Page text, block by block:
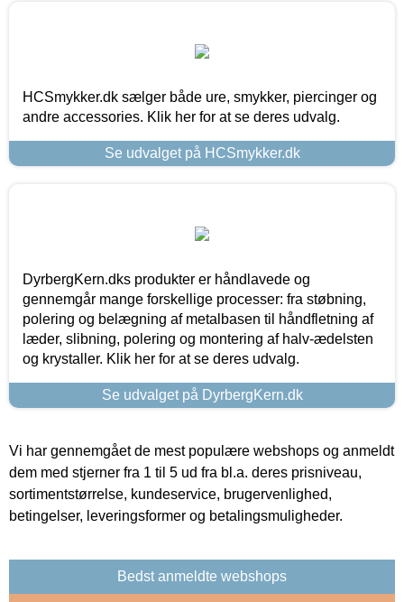
HCSmykker.dk sælger både ure, smykker, piercinger og
andre accessories. Klik her for at se deres udvalg.
Se udvalget på HCSmykker.dk
DyrbergKern.dks produkter er håndlavede og
gennemgår mange forskellige processer: fra støbning,
polering og belægning af metalbasen til håndfletning af
læder, slibning, polering og montering af halv-ædelsten
og krystaller. Klik her for at se deres udvalg.
Se udvalget på DyrbergKern.dk
Vi har gennemgået de mest populære webshops og anmeldt
dem med stjerner fra 1 til 5 ud fra bl.a. deres prisniveau,
sortimentstørrelse, kundeservice, brugervenlighed,
betingelser, leveringsformer og betalingsmuligheder.
Bedst anmeldte webshops